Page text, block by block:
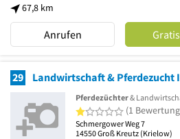
67,8 km
Anrufen
29 Landwirtschaft & Pferdezucht
Pferdezüchter&
1 von 5 Sternen
(1
Schmergower Weg 7
14550Groß Kreutz (Krielow)